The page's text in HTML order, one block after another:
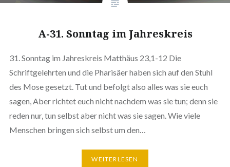
A-31. Sonntag im Jahreskreis
31. Sonntag im Jahreskreis Matthäus 23,1-12 Die
Schriftgelehrten und die Pharisäer haben sich auf den Stuhl
des Mose gesetzt. Tut und befolgt also alles was sie euch
sagen, Aber richtet euch nicht nachdem was sie tun; denn sie
reden nur, tun selbst aber nicht was sie sagen. Wie viele
Menschen bringen sich selbst um den…
WEITERLESEN